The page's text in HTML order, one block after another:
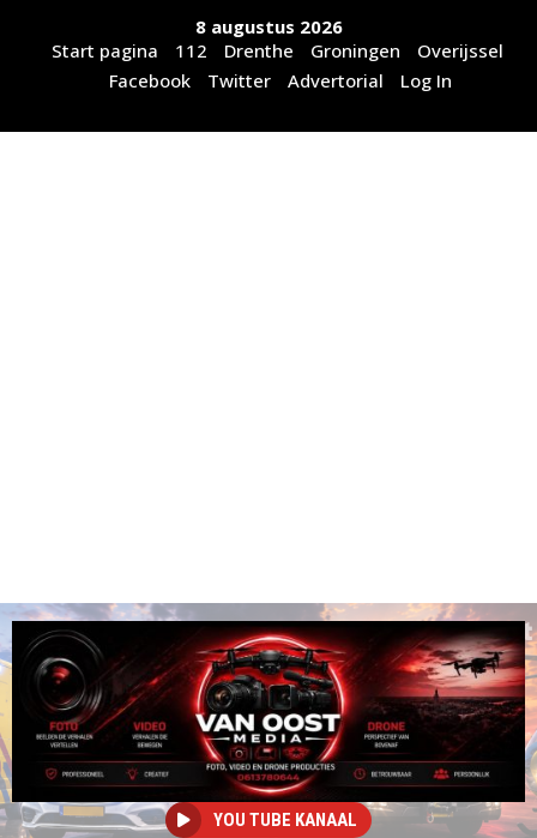
8 augustus 2026
Start pagina
112 Drenthe Groningen
Overijssel
Facebook
Twitter Advertorial Log In
YOU TUBE KANAAL